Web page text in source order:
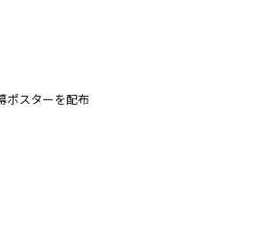
ポスターを配布